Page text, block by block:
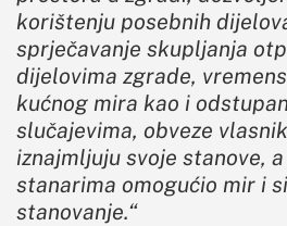
korištenju posebnih
sprječavanje skupljanja
dijelovima zgrade,
kućnog mira kao i
slučajevima, obveze
iznajmljuju svoje stanove,
stanarima omogućio mir i
stanovanje.“